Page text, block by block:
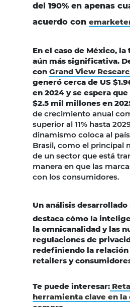
del 190% en apenas
acuerdo con
En el caso de México,
aún más significativa.
con Grand View
generó cerca de US
en 2024 y se espera
$2.5 mil millones en
de crecimiento anual
superior al 11% hasta
dinamismo coloca al
Brasil, como el principal
de un sector que está
manera en que las
con los consumidores.
Un análisis desarrollado
destaca cómo la
la omnicanalidad y las
regulaciones de
redefiniendo la
retailers y
Te puede interesar:
herramienta clave en la